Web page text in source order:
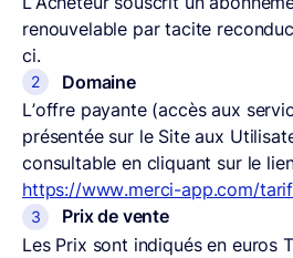
renouvelable par tacite
ci.
Domaine
L’offre payante (accès aux
présentée sur le Site aux
consultable en cliquant sur le
https://www.merci-app.com/
Prix de vente
Les Prix sont indiqués en euros